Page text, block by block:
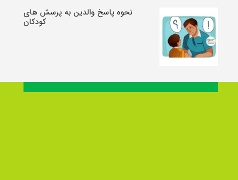
نحوه پاسخ والدین به پرسش های
کودکان